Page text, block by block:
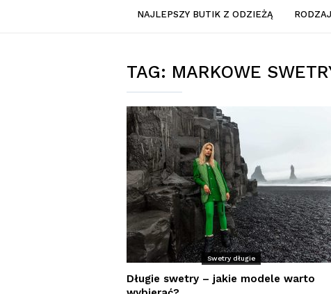
NAJLEPSZY BUTIK Z ODZIEŻĄ
TAG: MARKOWE
Swetry długie
Długie swetry – jakie modele warto